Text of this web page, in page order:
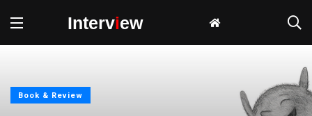
Interview
Book & Review